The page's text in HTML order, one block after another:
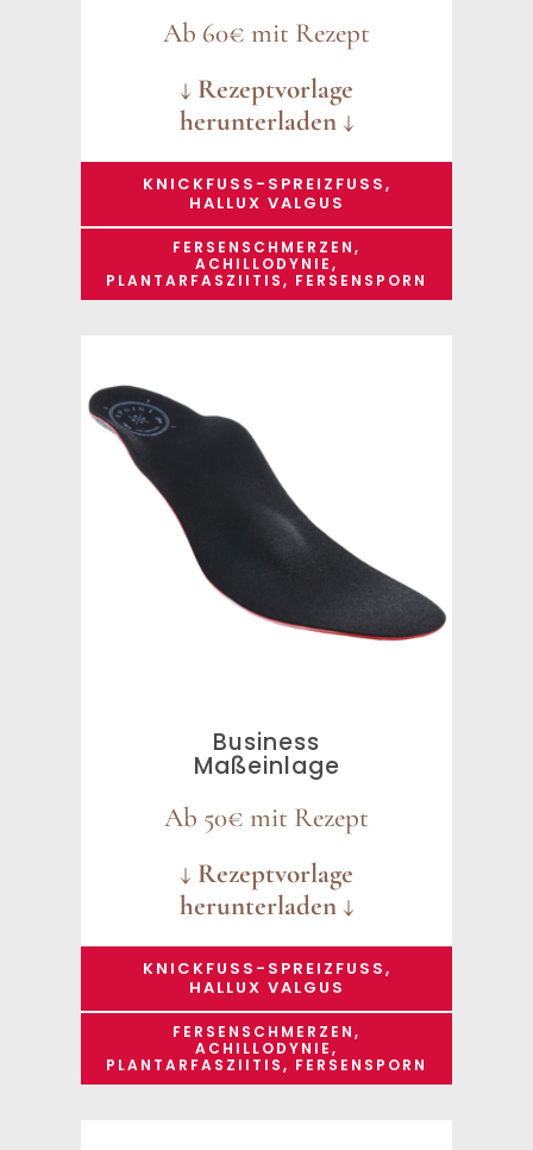
Ab 60€ mit Rezept
↓ Rezeptvorlage
herunterladen ↓
KNICKFUSS-SPREIZFUSS, HA
LLUX VALGUS
FERSENSCHMERZEN,
ACHILLODYNIE,
PLANTARFASZIITIS, FERSENSPORN
Business
Maßeinlage
Ab 50€ mit Rezept
↓ Rezeptvorlage
herunterladen ↓
KNICKFUSS-SPREIZFUSS, HA
LLUX VALGUS
FERSENSCHMERZEN,
ACHILLODYNIE,
PLANTARFASZIITIS, FERSENSPORN